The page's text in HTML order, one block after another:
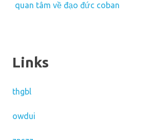
quan tâm về đạo đức coban
Links
thgbl
owdui